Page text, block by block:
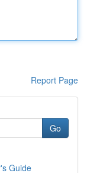
Report Page
Go
Guide